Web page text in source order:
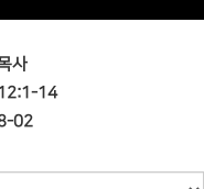
사
14
02